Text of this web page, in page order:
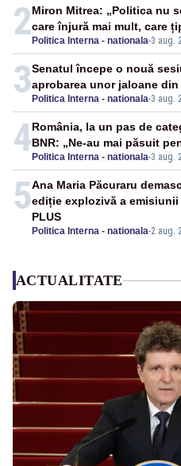
2 Politica Interna - nationala-3 aug.
Miron Mitrea: „Politica nu
care înjură mai mult, care
3 Politica Interna - nationala-3 aug.
Senatul începe o nouă
aprobarea unor jaloane din
4 Politica Interna - nationala-3 aug.
România, la un pas de
BNR: „Ne-au mai păsuit
5
Politica Interna - nationala-2 aug.
Ana Maria Păcuraru
ediție explozivă a emisiunii
PLUS
ACTUALITATE